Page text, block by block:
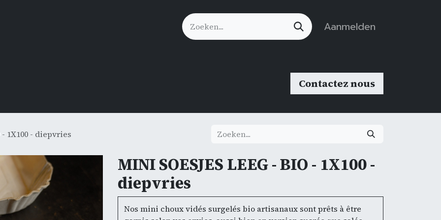
Aanmelden
Contactez nous
- 1X100 - diepvries
MINI SOESJES LEEG - BIO - 1X100 -
diepvries
Nos mini choux vidés surgelés bio artisanaux sont prêts à être